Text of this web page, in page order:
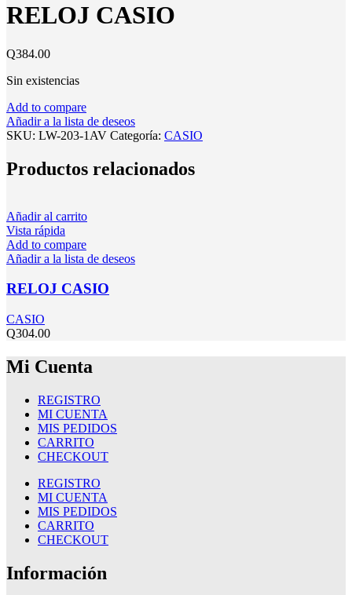
RELOJ CASIO
Q384.00
Sin existencias
Add to compare
Añadir a la lista de deseos
SKU: LW-203-1AV Categoría: CASIO
Productos relacionados
Añadir al carrito
Vista rápida
Add to compare
Añadir a la lista de deseos
RELOJ CASIO
CASIO
Q304.00
Mi Cuenta
REGISTRO
MI CUENTA
MIS PEDIDOS
CARRITO
CHECKOUT
REGISTRO
MI CUENTA
MIS PEDIDOS
CARRITO
CHECKOUT
Información